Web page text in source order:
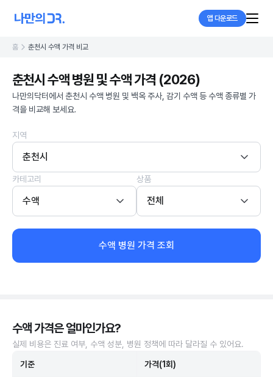
앱 다운로드
홈 춘천시 수액 가격 비교
춘천시 수액 병원 및 수액 가격 (2026)
나만의닥터에서 춘천시 수액 병원 및 백옥 주사, 감기 수액 등 수액 종류별 가
격을 비교해 보세요.
지역
춘천시
카테고리
수액
상품
전체
수액 병원 가격 조회
수액 가격은 얼마인가요?
실제 비용은 진료 여부, 수액 성분, 병원 정책에 따라 달라질 수 있어요.
기준 가격(1회)